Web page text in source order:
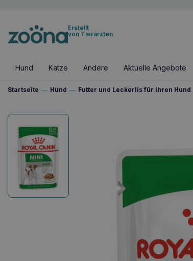
Erstellt
von Tierärzten
Hund Katze Andere Aktuelle Angebote
Startseite — Hund — Futter und Leckerlis für Ihren Hund